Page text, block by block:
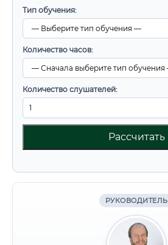
Тип обучения:
Количество часов:
Количество слушателей:
Рассчитать
РУКОВОДИТЕЛЬ